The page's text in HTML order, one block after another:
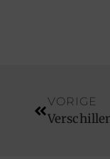
VORIGE